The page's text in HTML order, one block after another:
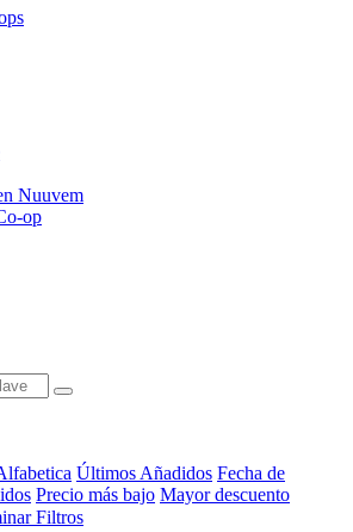
Nuuvem
op
Últimos Añadidos Fecha de
Precio más bajo Mayor descuento
Filtros